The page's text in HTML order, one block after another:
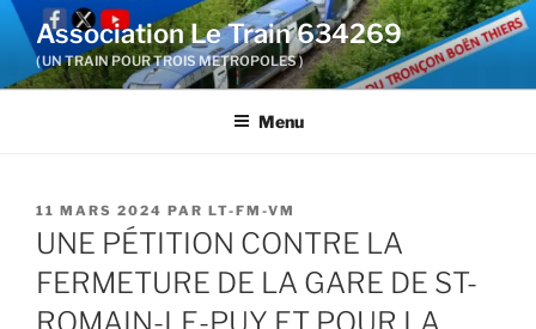
Aller
contenu
Association Le Train 634269
( UN TRAIN POUR TROIS METROPOLES )
Menu
PUBLIÉ
LE
11 MARS 2024 PAR LT-FM-VM
UNE PÉTITION CONTRE LA
FERMETURE DE LA GARE DE ST-